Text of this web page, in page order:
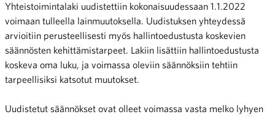
Yhteistoimintalaki uudistettiin kokonaisuudessaan 1.1.2022
voimaan tulleella lainmuutoksella. Uudistuksen yhteydessä
arvioitiin perusteellisesti myös hallintoedustusta koskevien
säännösten kehittämistarpeet. Lakiin lisättiin hallintoedustusta
koskeva oma luku, ja voimassa oleviin säännöksiin tehtiin
tarpeellisiksi katsotut muutokset.
Uudistetut säännökset ovat olleet voimassa vasta melko lyhyen